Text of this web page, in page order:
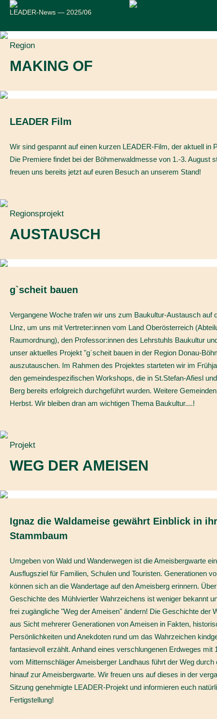
LEADER-News — 2025/06
Region
MAKING OF
LEADER Film
Wir sind gespannt auf einen kurzen LEADER-Film, der aktuell in
Die Premiere findet bei der Böhmerwaldmesse von 1.-3. August
freuen uns bereits jetzt auf euren Besuch an unserem Stand!
Regionsprojekt
AUSTAUSCH
g`scheit bauen
Vergangene Woche trafen wir uns zum Baukultur-Austausch auf
LInz, um uns mit Vertreter:innen vom Land Oberösterreich
Raumordnung), den Professor:innen des Lehrstuhls Baukultur
unser aktuelles Projekt "g`scheit bauen in der Region Donau-
auszutauschen. Im Rahmen des Projektes starteten wir im
den gemeindespezifischen Workshops, die in St.Stefan-Afiesl
Berg bereits erfolgreich durchgeführt wurden. Weitere
Herbst. Wir bleiben dran am wichtigen Thema Baukultur....!
Projekt
WEG DER AMEISEN
Ignaz die Waldameise gewährt Einblick in
Stammbaum
Umgeben von Wald und Wanderwegen ist die Ameisbergwarte
Ausflugsziel für Familien, Schulen und Touristen. Generationen
können sich an die Wandertage auf den Ameisberg erinnern.
Geschichte des Mühlviertler Wahrzeichens ist weniger bekannt
frei zugängliche "Weg der Ameisen" ändern! Die Geschichte der
aus Sicht mehrerer Generationen von Ameisen in Fakten,
Persönlichkeiten und Anekdoten rund um das Wahrzeichen
fantasievoll erzählt. Anhand eines verschlungenen Erdweges mit
vom Mitternschläger Ameisberger Landhaus führt der Weg durch
hinauf zur Ameisbergwarte. Wir freuen uns auf dieses in der
Sitzung genehmigte LEADER-Projekt und informieren euch
Fertigstellung!